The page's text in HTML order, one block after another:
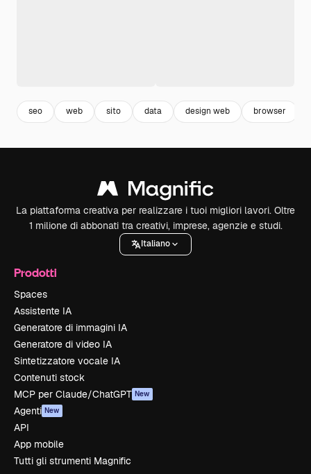
seo web sito data design web browser
La piattaforma creativa per realizzare i tuoi migliori lavori. Oltre
1 milione di abbonati tra creativi, imprese, agenzie e studi.
Italiano
Prodotti
Spaces
Assistente IA
Generatore di immagini IA
Generatore di video IA
Sintetizzatore vocale IA
Contenuti stock
MCP per Claude/ChatGPT New
Agenti New
API
App mobile
Tutti gli strumenti Magnific